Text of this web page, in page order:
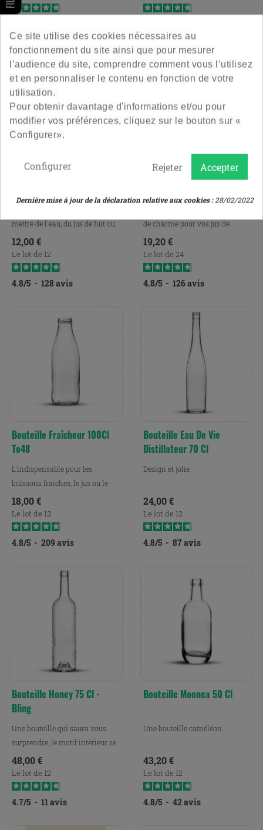
Bouteille Fraîcheur 75Cl
mettre de l'eau, du jus de fuit ou
du lait.
Prix
12,00 €
Le lot de 12
4.8/5 - 128 avis
Bouteille Fraicheur 25 Cl
de charme pour vos jus de
fruits.
Prix
19,20 €
Le lot de 24
4.8/5 - 126avis
Bouteille Fraîcheur 100Cl
To48
L'indispensable pour les
boissons fraiches, le jus ou le
lait.
Prix
18,00 €
Le lot de 12
4.8/5 - 209 avis
Bouteille Eau De Vie
Distillateur 70 Cl
Design et jolie
Prix
24,00 €
Le lot de 12
4.8/5 - 87avis
Bouteille Honey 75 Cl -
Bling
Une bouteille qui saura vous
surprendre, le motif intérieur se
révèle à la...
Prix
48,00 €
Le lot de 12
4.7/5 - 11avis
Bouteille Moonea 50 Cl
Une bouteille caméléon.
Prix
43,20 €
Le lot de 12
4.8/5 - 42avis
Ce site utilise des cookies nécessaires au
fonctionnement du site ainsi que pour mesurer
l’audience du site, comprendre comment vous l’utilisez
et en personnaliser le contenu en fonction de votre
utilisation.
Pour obtenir davantage d'informations et/ou pour
modifier vos préférences, cliquez sur le bouton sur «
Configurer».
Accepter
Rejeter
Configurer
Dernière mise à jour de la déclaration relative aux cookies :28/02/2022